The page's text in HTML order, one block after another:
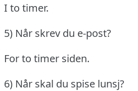
I to timer.
5) Når skrev du e-post?
For to timer siden.
6) Når skal du spise lunsj?